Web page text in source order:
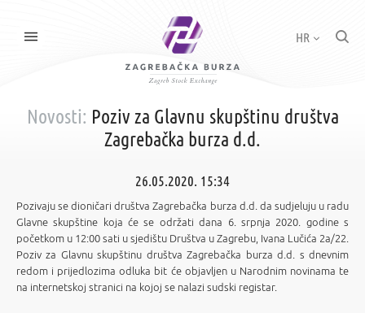
HR
Novosti: Poziv za Glavnu skupštinu društva
Zagrebačka burza d.d.
26.05.2020. 15:34
Pozivaju se dioničari društva Zagrebačka burza d.d. da sudjeluju u radu
Glavne skupštine koja će se održati dana 6. srpnja 2020. godine s
početkom u 12:00 sati u sjedištu Društva u Zagrebu, Ivana Lučića 2a/22.
Poziv za Glavnu skupštinu društva Zagrebačka burza d.d. s dnevnim
redom i prijedlozima odluka bit će objavljen u Narodnim novinama te
na internetskoj stranici na kojoj se nalazi sudski registar.